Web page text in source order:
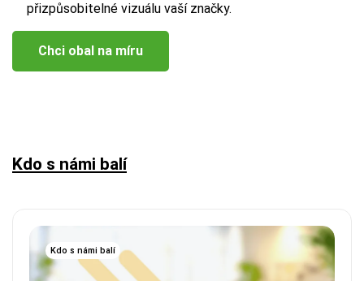
přizpůsobitelné vizuálu vaší značky.
Chci obal na míru
Kdo s námi balí
Kdo s námi balí